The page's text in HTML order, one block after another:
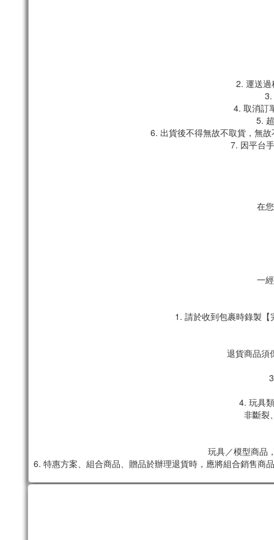
2. 運送過
3.
4. 取消訂
5.
6. 出貨後不得無故不取貨，無
7. 因平台
在
一
1. 請於收到包裹時錄製
退貨商品須
4. 玩具
非斷裂
玩具／模型商品
6. 特惠方案、組合商品、贈品於辦理退貨時，應將組合銷售商